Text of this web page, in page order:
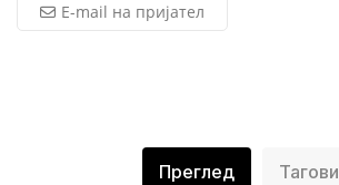
E-mail на пријател
Преглед Тагови